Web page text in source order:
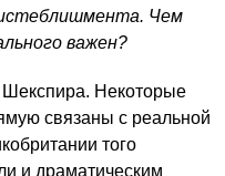
истеблишмента. Чем
важен?
Шекспира. Некоторые
связаны с реальной
того
и драматическим